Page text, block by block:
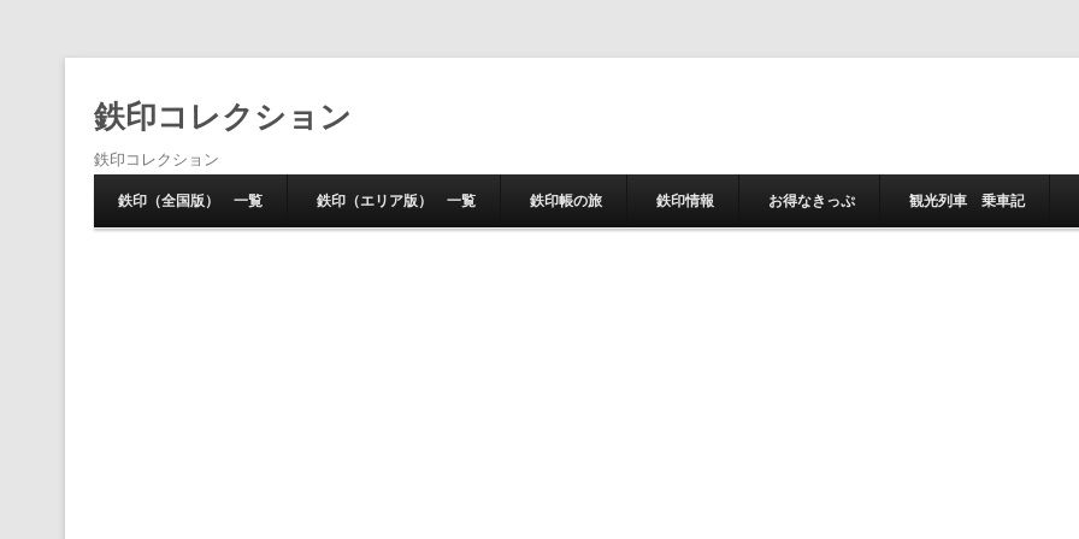
鉄印コレクション
鉄印コレクション
鉄印（全国版） 一覧 鉄印（エリア版） 一覧 鉄印帳の旅 鉄印情報 お得なきっぷ 観光列車 乗車記